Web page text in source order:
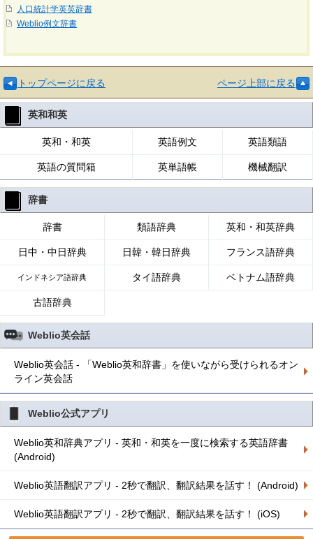
人口統計学英英辞書
Weblio例文辞書
トップページに戻る ページ上部に戻る
英和和英
英和・和英 英語例文 英語類語
英語の質問箱 英単語帳 機械翻訳
辞書
辞書 類語辞典 英和・和英辞典
日中・中日辞典 日韓・韓日辞典 フランス語辞典
インドネシア語辞典 タイ語辞典 ベトナム語辞典
古語辞典
Weblio英会話
Weblio英会話 - 「Weblio英和辞書」を使いながら受けられるオン
ライン英会話
Weblio公式アプリ
Weblio英和辞典アプリ - 英和・和英を一度に検索する英語辞書
(Android)
Weblio英語翻訳アプリ - 2秒で翻訳、翻訳結果を話す！ (Android)
Weblio英語翻訳アプリ - 2秒で翻訳、翻訳結果を話す！ (iOS)